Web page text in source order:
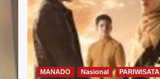
MANADO Nasional
PARIWISATA